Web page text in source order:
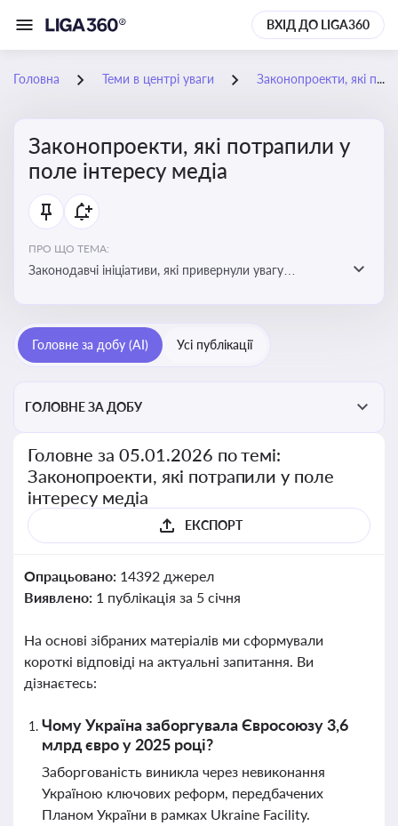
ВХІД ДО LIGA360
Головна Теми в центрі уваги Законопроекти, які потрапили у поле інтересу медіа
Законопроекти, які потрапили у
поле інтересу медіа
ПРО ЩО ТЕМА:
Законодавчі ініціативи, які привернули увагу
прийняття цих проектів пишуть в медіа. Які проекти
викликають найбільше критики
Головне за добу (AI) Усі публікації
ГОЛОВНЕ ЗА ДОБУ
Головне за 05.01.2026 по темі:
Законопроекти, які потрапили у поле
інтересу медіа
ЕКСПОРТ
Опрацьовано: 14392 джерел
Виявлено: 1 публікація за 5 січня
На основі зібраних матеріалів ми сформували
короткі відповіді на актуальні запитання. Ви
дізнаєтесь:
Чому Україна заборгувала Євросоюзу 3,6
млрд євро у 2025 році?
Заборгованість виникла через невиконання
Україною ключових реформ, передбачених
Планом України в рамках Ukraine Facility.